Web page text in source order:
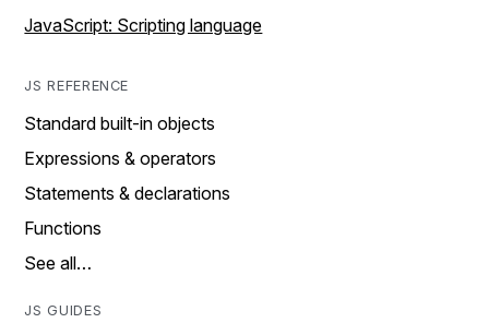
JavaScript: Scripting language
JS REFERENCE
Standard built-in objects
Expressions & operators
Statements & declarations
Functions
See all…
JS GUIDES